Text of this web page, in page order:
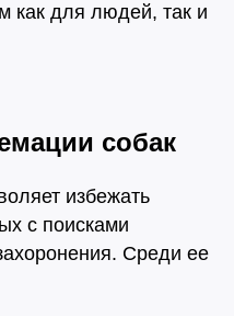
как для людей, так и
собак
избежать
с поисками
Среди ее